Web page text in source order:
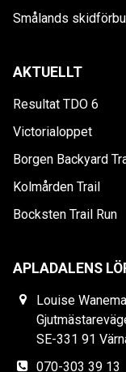
Smålands
AKTUELLT
Resultat TDO 6
Victorialoppet
Borgen Backyard
Kolmården Trail
Bocksten Trail Run
APLADALENS
Louise
SE-331 91
070-303 39 13